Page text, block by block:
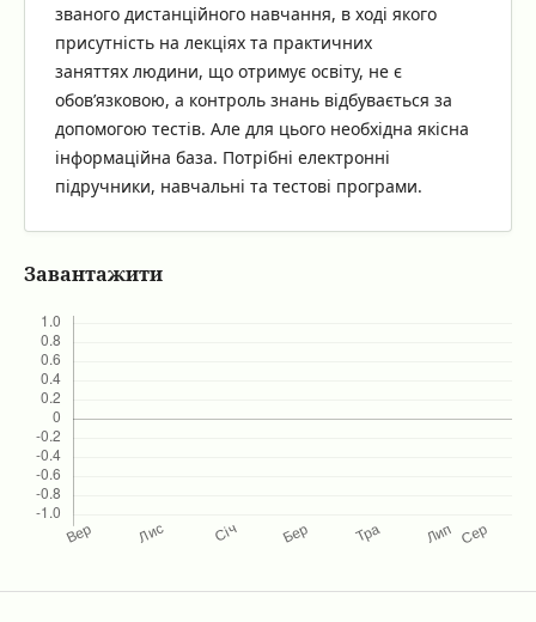
званого дистанційного навчання, в ході якого
присутність на лекціях та практичних
заняттях людини, що отримує освіту, не є
обов’язковою, а контроль знань відбувається за
допомогою тестів. Але для цього необхідна якісна
інформаційна база. Потрібні електронні
підручники, навчальні та тестові програми.
Завантажити